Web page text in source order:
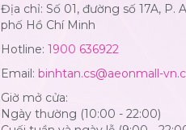
Địa chỉ: Số 01, đường số 17A, P.
phố Hồ Chí Minh
Hotline: 1900 636922
Email: binhtan.cs@aeonmall-
Giờ mở cửa:
Ngày thường (10:00 - 22:00)